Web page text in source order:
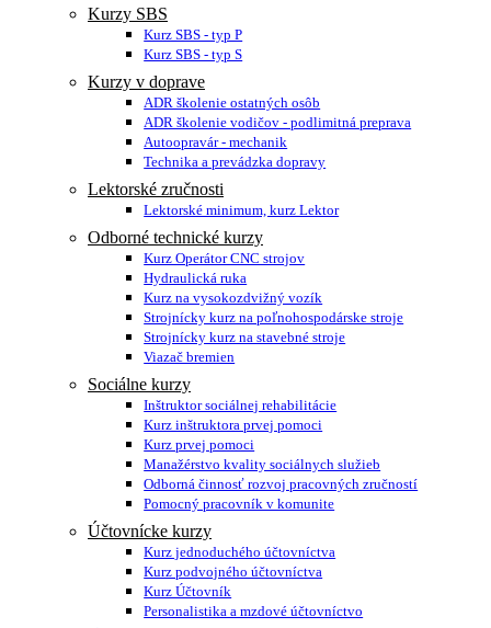
Kurzy SBS
Kurz SBS - typ P
Kurz SBS - typ S
Kurzy v doprave
ADR školenie ostatných osôb
ADR školenie vodičov - podlimitná preprava
Autoopravár - mechanik
Technika a prevádzka dopravy
Lektorské zručnosti
Lektorské minimum, kurz Lektor
Odborné technické kurzy
Kurz Operátor CNC strojov
Hydraulická ruka
Kurz na vysokozdvižný vozík
Strojnícky kurz na poľnohospodárske stroje
Strojnícky kurz na stavebné stroje
Viazač bremien
Sociálne kurzy
Inštruktor sociálnej rehabilitácie
Kurz inštruktora prvej pomoci
Kurz prvej pomoci
Manažérstvo kvality sociálnych služieb
Odborná činnosť rozvoj pracovných zručností
Pomocný pracovník v komunite
Účtovnícke kurzy
Kurz jednoduchého účtovníctva
Kurz podvojného účtovníctva
Kurz Účtovník
Personalistika a mzdové účtovníctvo